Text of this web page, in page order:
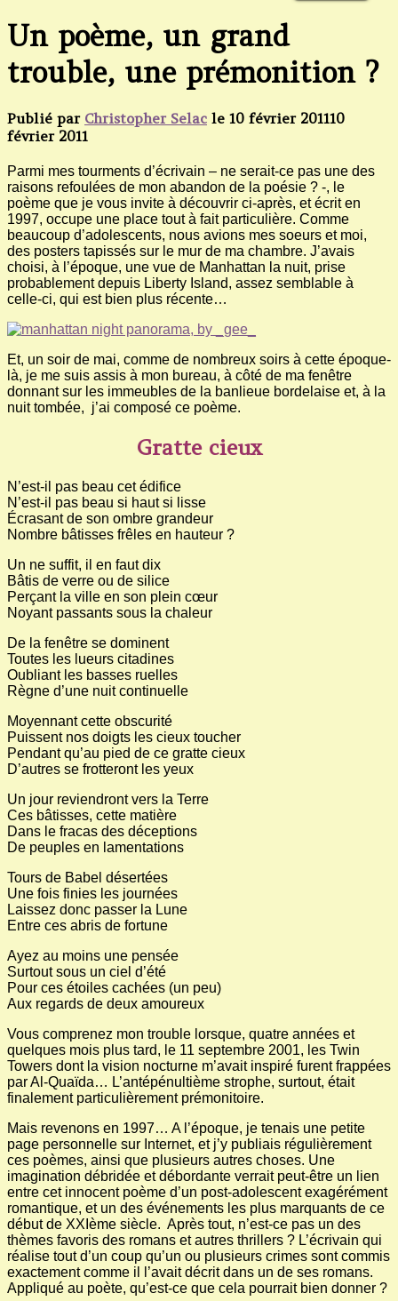
Un poème, un grand
trouble, une prémonition ?
Publié par Christopher Selac le 10 février 201110
février 2011
Parmi mes tourments d’écrivain – ne serait-ce pas une des
raisons refoulées de mon abandon de la poésie ? -, le
poème que je vous invite à découvrir ci-après, et écrit en
1997, occupe une place tout à fait particulière. Comme
beaucoup d’adolescents, nous avions mes soeurs et moi,
des posters tapissés sur le mur de ma chambre. J’avais
choisi, à l’époque, une vue de Manhattan la nuit, prise
probablement depuis Liberty Island, assez semblable à
celle-ci, qui est bien plus récente…
Et, un soir de mai, comme de nombreux soirs à cette époque-
là, je me suis assis à mon bureau, à côté de ma fenêtre
donnant sur les immeubles de la banlieue bordelaise et, à la
nuit tombée, j’ai composé ce poème.
Gratte cieux
N’est-il pas beau cet édifice
N’est-il pas beau si haut si lisse
Écrasant de son ombre grandeur
Nombre bâtisses frêles en hauteur ?
Un ne suffit, il en faut dix
Bâtis de verre ou de silice
Perçant la ville en son plein cœur
Noyant passants sous la chaleur
De la fenêtre se dominent
Toutes les lueurs citadines
Oubliant les basses ruelles
Règne d’une nuit continuelle
Moyennant cette obscurité
Puissent nos doigts les cieux toucher
Pendant qu’au pied de ce gratte cieux
D’autres se frotteront les yeux
Un jour reviendront vers la Terre
Ces bâtisses, cette matière
Dans le fracas des déceptions
De peuples en lamentations
Tours de Babel désertées
Une fois finies les journées
Laissez donc passer la Lune
Entre ces abris de fortune
Ayez au moins une pensée
Surtout sous un ciel d’été
Pour ces étoiles cachées (un peu)
Aux regards de deux amoureux
Vous comprenez mon trouble lorsque, quatre années et
quelques mois plus tard, le 11 septembre 2001, les Twin
Towers dont la vision nocturne m’avait inspiré furent frappées
par Al-Quaïda… L’antépénultième strophe, surtout, était
finalement particulièrement prémonitoire.
Mais revenons en 1997… A l’époque, je tenais une petite
page personnelle sur Internet, et j’y publiais régulièrement
ces poèmes, ainsi que plusieurs autres choses. Une
imagination débridée et débordante verrait peut-être un lien
entre cet innocent poème d’un post-adolescent exagérément
romantique, et un des événements les plus marquants de ce
début de XXIème siècle. Après tout, n’est-ce pas un des
thèmes favoris des romans et autres thrillers ? L’écrivain qui
réalise tout d’un coup qu’un ou plusieurs crimes sont commis
exactement comme il l’avait décrit dans un de ses romans.
Appliqué au poète, qu’est-ce que cela pourrait bien donner ?